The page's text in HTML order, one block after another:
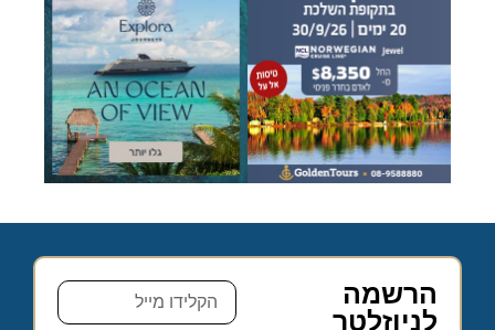
הרשמה
לניוזלטר